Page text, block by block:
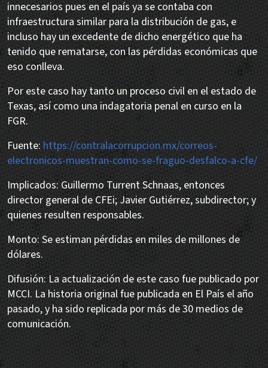
innecesarios pues en el país ya se contaba con
infraestructura similar para la distribución de gas, e
incluso hay un excedente de dicho energético que ha
tenido que rematarse, con las pérdidas económicas que
eso conlleva.
Por este caso hay tanto un proceso civil en el estado de
Texas, así como una indagatoria penal en curso en la
FGR.
Fuente:https://contralacorrupcion.mx/correos-
electronicos-muestran-como-se-fraguo-desfalco-a-cfe/
Implicados: Guillermo Turrent Schnaas, entonces
director general de CFEi; Javier Gutiérrez, subdirector; y
quienes resulten responsables.
Monto: Se estiman pérdidas en miles de millones de
dólares.
Difusión: La actualización de este caso fue publicado por
MCCI. La historia original fue publicada en El País el año
pasado, y ha sido replicada por más de 30 medios de
comunicación.